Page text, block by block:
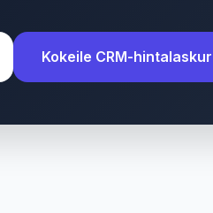
Kokeile CRM-